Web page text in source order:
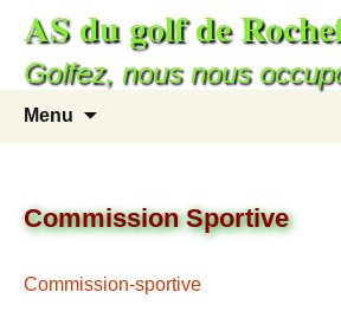
AS du golf de
Golfez, nous nous
Menu
Commission Sportive
Commission-sportive